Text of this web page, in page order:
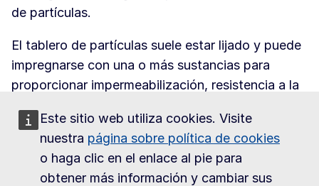
Este sitio web utiliza cookies. Visite
nuestra página sobre política de cookies
o haga clic en el enlace al pie para
obtener más información y cambiar sus
de partículas.
El tablero de partículas suele estar lijado y puede
impregnarse con una o más sustancias para
proporcionar impermeabilización, resistencia a la
propagación de llamas, productos químicos, etc.
Los tableros de partículas extruidas pueden tener
agujeros internos de extremo a extremo.